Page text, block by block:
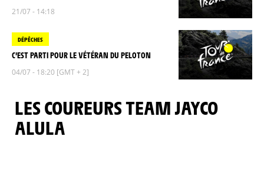
21/07 - 14:18
DÉPÊCHES
C’EST PARTI POUR LE VÉTÉRAN DU PELOTON
04/07 - 18:20 [GMT + 2]
LES COUREURS TEAM JAYCO
ALULA